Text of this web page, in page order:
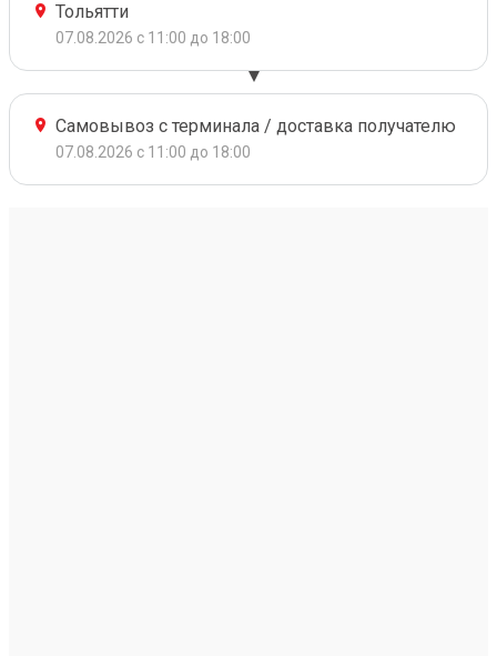
Тольятти
07.08.2026 с 11:00 до 18:00
Самовывоз с терминала / доставка получателю
07.08.2026 с 11:00 до 18:00